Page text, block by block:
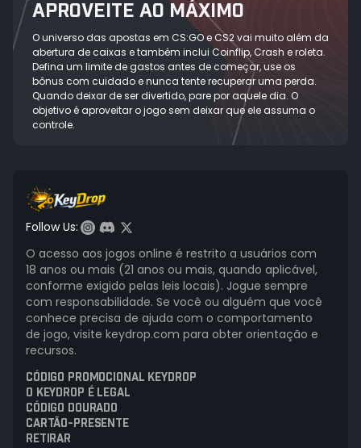
APROVEITE AO MÁXIMO
O universo das apostas em CS:GO e CS2 vai muito além da
abertura de caixas e também inclui Coinflip, Crash e roleta.
Defina um limite de gastos antes de começar, use os
bônus com cuidado e nunca tente recuperar uma perda.
Quando deixar de ser divertido, pare por aquele dia. O
objetivo é aproveitar o jogo sem deixar que ele assuma o
controle.
Follow Us:
O acesso aos jogos online é restrito a usuários com
18 anos ou mais (21 anos ou mais, quando aplicável,
conforme exigido pelas leis locais). Jogue sempre
com responsabilidade. Se você ou alguém que você
conhece precisa de ajuda com o comportamento
de jogo, visite keydrop.com para obter orientação e
recursos.
CÓDIGO PROMOCIONAL KEYDROP
O KEYDROP É LEGAL
CÓDIGO DOURADO
CARTÃO-PRESENTE
RETIRAR